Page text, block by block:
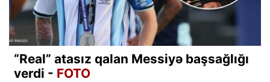
“Real” atasız qalan Messiyə başsağlığı
verdi - FOTO